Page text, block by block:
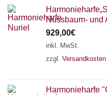
Nussbaum- und
929,00€
inkl. MwSt.
zzgl. Versandkosten
Harmonieharfe